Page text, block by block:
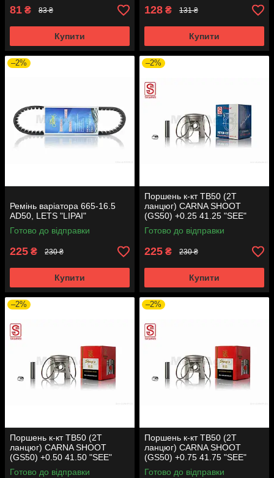
81 ₴ 83 ₴
Купити
128 ₴ 131 ₴
Купити
–2%
Ремінь варіатора 665-16.5
AD50, LETS "LIPAI"
Готово до відправки
225 ₴ 230 ₴
Купити
–2%
Поршень к-кт TB50 (2T
ланцюг) CARNA SHOOT
(GS50) +0.25 41.25 "SEE"
(Sheng-E) таємниця (акція)
Готово до відправки
225 ₴ 230 ₴
Купити
–2%
Поршень к-кт TB50 (2T
ланцюг) CARNA SHOOT
(GS50) +0.50 41.50 "SEE"
(Sheng-E) таємниця (акція)
Готово до відправки
–2%
Поршень к-кт TB50 (2T
ланцюг) CARNA SHOOT
(GS50) +0.75 41.75 "SEE"
(Sheng-E) таємниця (акція)
Готово до відправки